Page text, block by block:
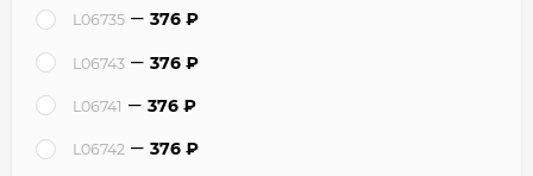
L06735 376 ₽
L06743 376 ₽
L06741 376 ₽
L06742 376 ₽